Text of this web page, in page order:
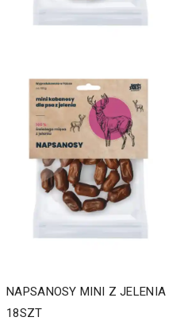
NAPSANOSY MINI Z JELENIA
18SZT